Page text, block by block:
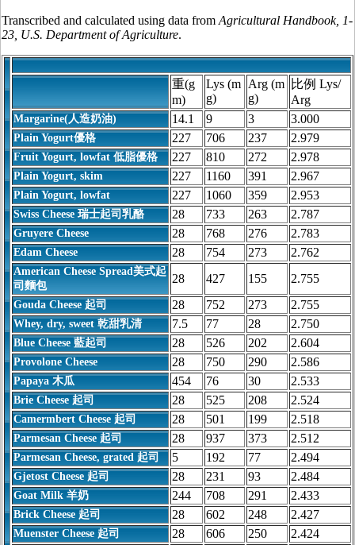
Transcribed and calculated using data fromAgricultural Handbook, 1-
23, U.S. Department of Agriculture.
重(g
m)
Lys (m
g)
Arg (m
g)
比例 Lys/
Arg
Margarine(人造奶油) 14.1 9 3 3.000
Plain Yogurt優格 227 706 237 2.979
Fruit Yogurt, lowfat 低脂優格 227 810 272 2.978
Plain Yogurt, skim 227 1160 391 2.967
Plain Yogurt, lowfat 227 1060 359 2.953
Swiss Cheese 瑞士起司乳酪 28 733 263 2.787
Gruyere Cheese 28 768 276 2.783
Edam Cheese 28 754 273 2.762
American Cheese Spread美式起
司麵包
28 427 155 2.755
Gouda Cheese 起司 28 752 273 2.755
Whey, dry, sweet 乾甜乳清 7.5 77 28 2.750
Blue Cheese 藍起司 28 526 202 2.604
Provolone Cheese 28 750 290 2.586
Papaya 木瓜 454 76 30 2.533
Brie Cheese 起司 28 525 208 2.524
Camermbert Cheese 起司 28 501 199 2.518
Parmesan Cheese 起司 28 937 373 2.512
Parmesan Cheese, grated 起司 5 192 77 2.494
Gjetost Cheese 起司 28 231 93 2.484
Goat Milk 羊奶 244 708 291 2.433
Brick Cheese 起司 28 602 248 2.427
Muenster Cheese 起司 28 606 250 2.424